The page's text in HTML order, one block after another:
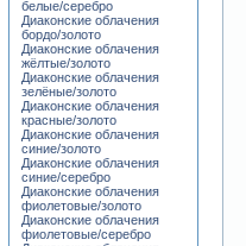
белые/серебро
Диаконские облачения
бордо/золото
Диаконские облачения
жёлтые/золото
Диаконские облачения
зелёные/золото
Диаконские облачения
красные/золото
Диаконские облачения
синие/золото
Диаконские облачения
синие/серебро
Диаконские облачения
фиолетовые/золото
Диаконские облачения
фиолетовые/серебро